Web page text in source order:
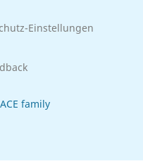
Einstellungen
family